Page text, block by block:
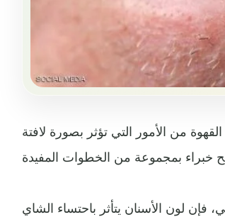
من الأمور التي تؤثر بصورة لافتة
لون الأسنان يتأثر باحتساء الشاي